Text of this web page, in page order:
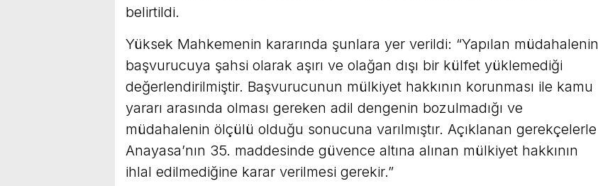
belirtildi.
Yüksek Mahkemenin kararında şunlara yer verildi: “Yapılan müdahalenin
başvurucuya şahsi olarak aşırı ve olağan dışı bir külfet yüklemediği
değerlendirilmiştir. Başvurucunun mülkiyet hakkının korunması ile kamu
yararı arasında olması gereken adil dengenin bozulmadığı ve
müdahalenin ölçülü olduğu sonucuna varılmıştır. Açıklanan gerekçelerle
Anayasa’nın 35. maddesinde güvence altına alınan mülkiyet hakkının
ihlal edilmediğine karar verilmesi gerekir.”